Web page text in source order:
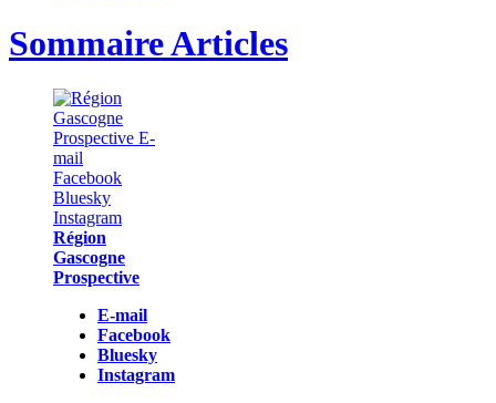
Sommaire Articles
Région
Gascogne
Prospective
E-mail
Facebook
Bluesky
Instagram